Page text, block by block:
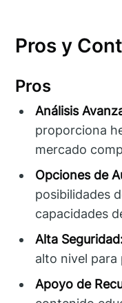
Pros y
Pros
Análisis
proporciona
mercado
Opciones de
posibilidades
capacidades
Alta
alto nivel
Apoyo de